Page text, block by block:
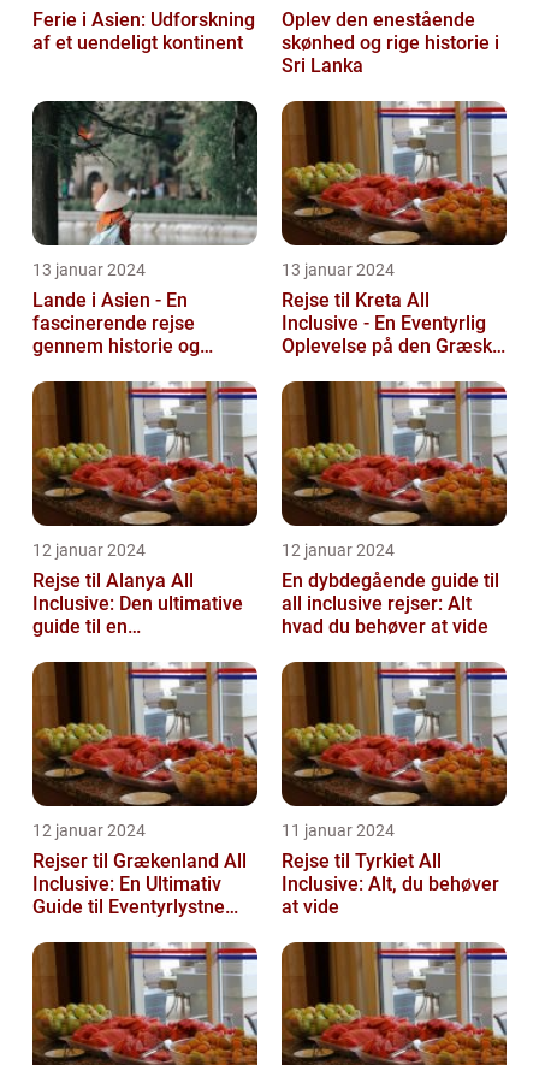
Ferie i Asien: Udforskning
af et uendeligt kontinent
Oplev den enestående
skønhed og rige historie i
Sri Lanka
13 januar 2024
Lande i Asien - En
fascinerende rejse
gennem historie og
13 januar 2024
Rejse til Kreta All
Inclusive - En Eventyrlig
Oplevelse på den Græske
12 januar 2024
Rejse til Alanya All
Inclusive: Den ultimative
guide til en
12 januar 2024
En dybdegående guide til
all inclusive rejser: Alt
hvad du behøver at vide
12 januar 2024
Rejser til Grækenland All
Inclusive: En Ultimativ
Guide til Eventyrlystne
11 januar 2024
Rejse til Tyrkiet All
Inclusive: Alt, du behøver
at vide